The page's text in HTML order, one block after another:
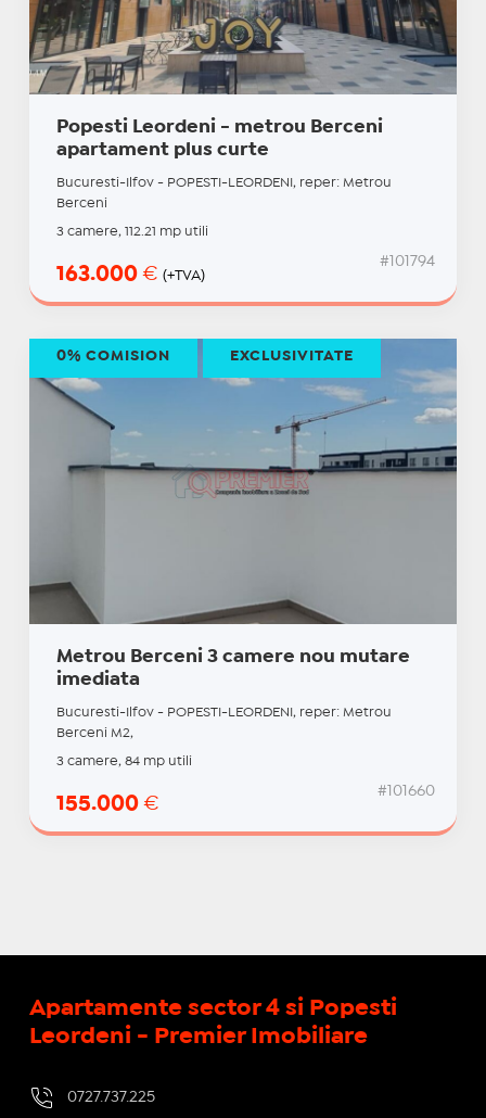
Popesti Leordeni - metrou Berceni
apartament plus curte
Bucuresti-Ilfov - POPESTI-LEORDENI, reper: Metrou
Berceni
3 camere, 112.21 mp utili
163.000 € (+TVA)
#101794
Metrou Berceni 3 camere nou mutare
imediata
Bucuresti-Ilfov - POPESTI-LEORDENI, reper: Metrou
Berceni M2,
3 camere, 84 mp utili
155.000 €
#101660
0% COMISION EXCLUSIVITATE
Apartamente sector 4 si Popesti
Leordeni - Premier Imobiliare
0727.737.225